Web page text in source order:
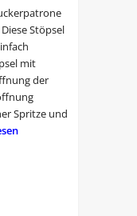
Stöpsel
mit
der
Spritze und